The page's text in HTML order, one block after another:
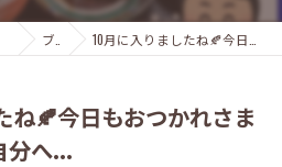
ブログ 10月に入りましたね🍂今日もおつかれさまです🍺頑張った自分へ...
ね🍂今日もおつかれさま
分へ...